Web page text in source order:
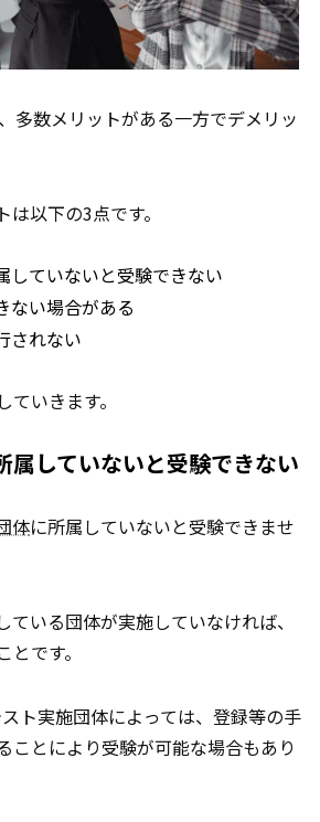
多数メリットがある一方でデメリッ
以下の3点です。
していないと受験できない
ない場合がある
されない
いきます。
属していないと受験できない
体に所属していないと受験できませ
ている団体が実施していなければ、
とです。
ト実施団体によっては、登録等の手
ことにより受験が可能な場合もあり